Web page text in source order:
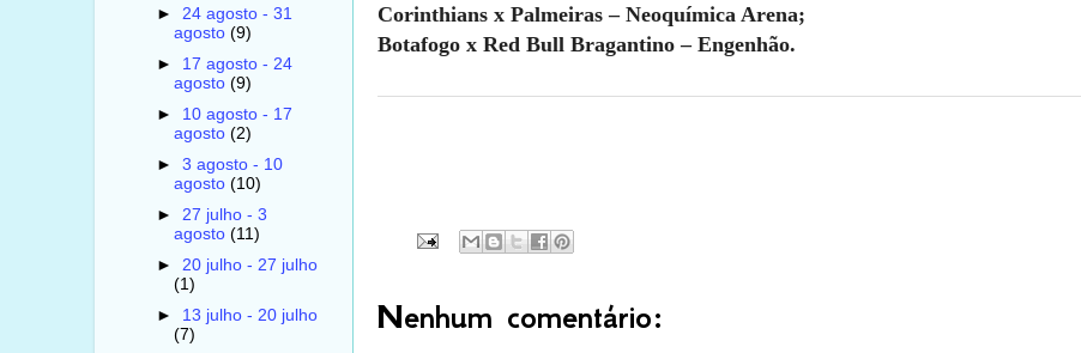
Corinthians x Palmeiras – Neoquímica Arena;
Botafogo x Red Bull Bragantino – Engenhão.
Nenhum comentário:
► 24 agosto - 31
agosto (9)
► 17 agosto - 24
agosto (9)
► 10 agosto - 17
agosto (2)
► 3 agosto - 10
agosto (10)
► 27 julho - 3
agosto (11)
► 20 julho - 27 julho
(1)
► 13 julho - 20 julho
(7)